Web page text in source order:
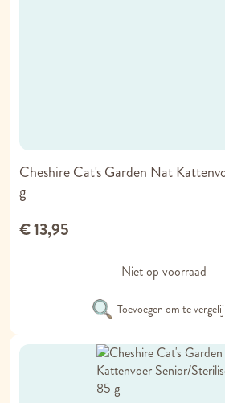
Cheshire Cat's Garden Nat
g
€ 13,95
Niet op voorraad
Toevoegen om te